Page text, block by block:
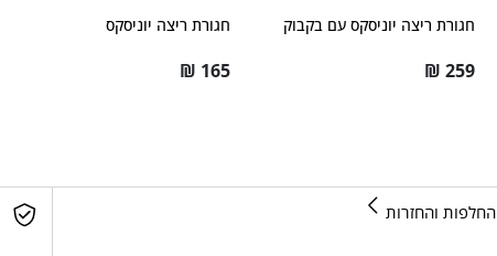
חגורת ריצה יוניסקס עם בקבוק
₪ 259
חגורת ריצה יוניסקס
₪ 165
החלפות והחזרות